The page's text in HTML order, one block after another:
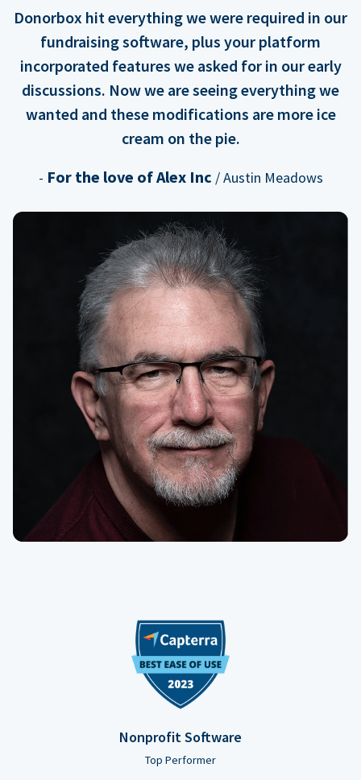
Donorbox hit everything we were required in our
fundraising software, plus your platform
incorporated features we asked for in our early
discussions. Now we are seeing everything we
wanted and these modifications are more ice
cream on the pie.
- For the love of Alex Inc / Austin Meadows
Nonprofit Software
Top Performer